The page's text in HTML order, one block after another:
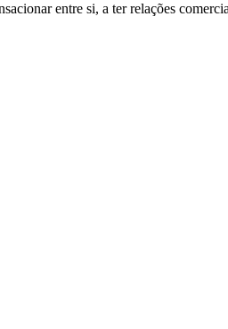
entre si, a ter relações